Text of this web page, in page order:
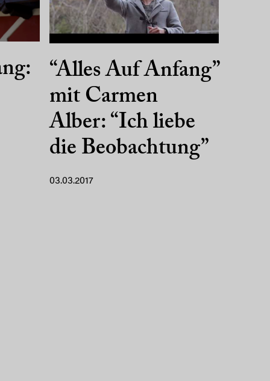
“Alles Auf Anfang”
mit Carmen
Alber: “Ich liebe
die Beobachtung”
03.03.2017